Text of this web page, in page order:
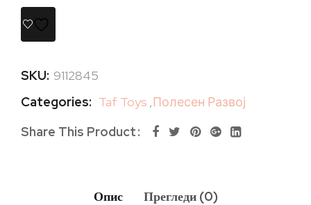
SKU: 9112845
Categories: Taf Toys ,Полесен Развој
Share This Product
Опис Прегледи (0)